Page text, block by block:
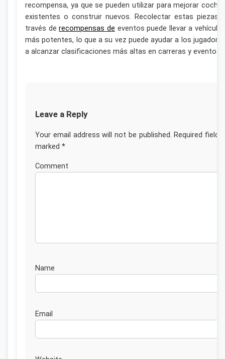
recompensa, ya que se pueden utilizar para mejorar
existentes o construir nuevos. Recolectar estas piezas
través derecompensas de eventos puede llevar a
más potentes, lo que a su vez puede ayudar a los
a alcanzar clasificaciones más altas en carreras y eventos.
Leave a Reply
Your email address will not be published. Required fields
marked *